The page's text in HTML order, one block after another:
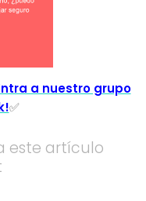
a nuestro grupo
✅
este artículo